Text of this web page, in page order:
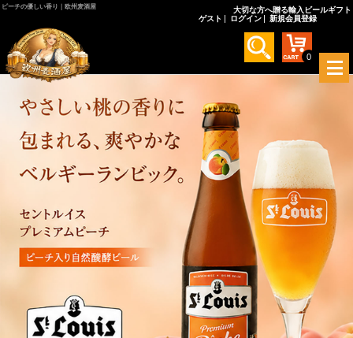
ピーチの優しい香り｜欧州麦酒屋
大切な方へ贈る輸入ビールギフト
ゲスト
ログイン 新規会員登録
0
メ
ニ
開
く